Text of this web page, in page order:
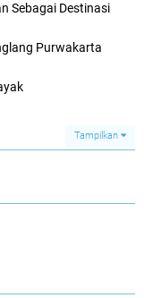
Sebagai Destinasi
Purwakarta
Tampilkan